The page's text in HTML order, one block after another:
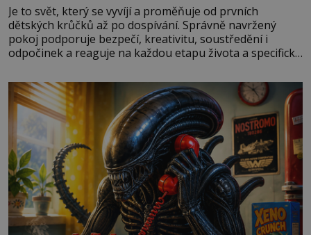
Je to svět, který se vyvíjí a proměňuje od prvních
dětských krůčků až po dospívání. Správně navržený
pokoj podporuje bezpečí, kreativitu, soustředění i
odpočinek a reaguje na každou etapu života a specifické
měkkost a bezpečí, proto by pokoj miminka měl působit
především klidně a útulně. Předškolní věk je